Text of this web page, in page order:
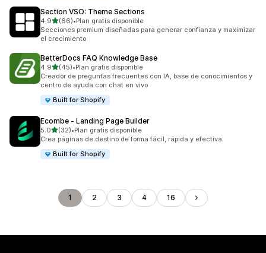
Section VSO: Theme Sections
4.9de 5 estrellas
(66)
66 reseñas en total
•Plan gratis disponible
Secciones premium diseñadas para generar confianza y maximizar
el crecimiento
BetterDocs FAQ Knowledge Base
4.9de 5 estrellas
(45)
45 reseñas en total
•Plan gratis disponible
Creador de preguntas frecuentes con IA, base de conocimientos y
centro de ayuda con chat en vivo
Built for Shopify
Ecombe ‑ Landing Page Builder
5.0de 5 estrellas
(32)
32 reseñas en total
•Plan gratis disponible
Crea páginas de destino de forma fácil, rápida y efectiva
Built for Shopify
1 2 3 4 16